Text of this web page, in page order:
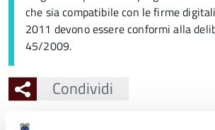
che sia compatibile con le firme
2011 devono essere conformi alla
45/2009.
Condividi